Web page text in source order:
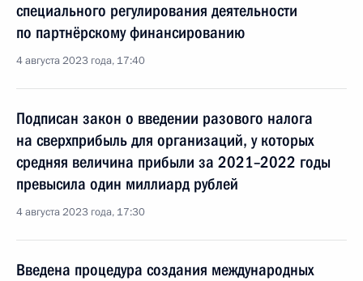
специального регулирования деятельности
по партнёрскому финансированию
4 августа 2023 года, 17:40
Подписан закон о введении разового налога
на сверхприбыль для организаций, у которых
средняя величина прибыли за 2021–2022 годы
превысила один миллиард рублей
4 августа 2023 года, 17:30
Введена процедура создания международных